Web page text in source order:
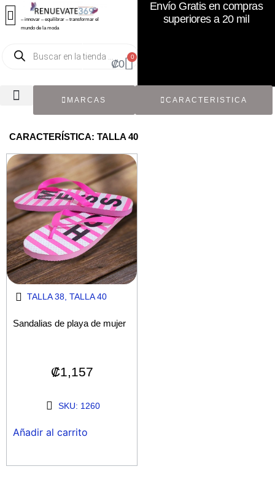
– innovar – equilibrar – transformar el
mundo de la moda
₡0
0
Envío Gratis en compras
superiores a 20 mil
MARCAS CARACTERISTICA
CARACTERÍSTICA: TALLA 40
TALLA 38, TALLA 40
Sandalias de playa de mujer
₡1,157
SKU: 1260
Añadir al carrito